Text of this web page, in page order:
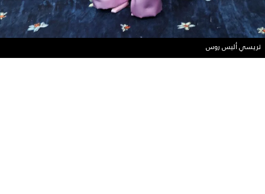
تريسي أليس روس